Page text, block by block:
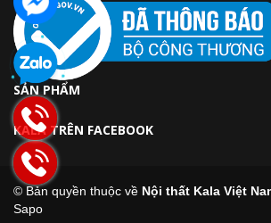
SẢN PHẨM
KALA TRÊN FACEBOOK
© Bản quyền thuộc về Nội thất Kala Việt
Sapo